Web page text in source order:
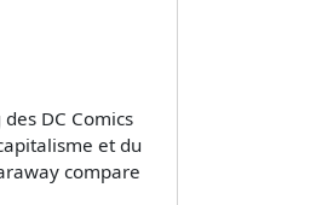
DC Comics
et du
compare